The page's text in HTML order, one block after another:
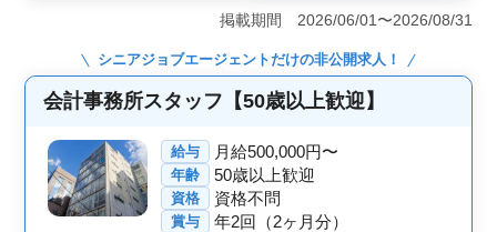
勤負担が小さいです、残業は月10時間程度と少なく、土
日祝休みで年間休日120日とワークライフバランスを重視
した働き方が可能。交通費は上限なしで実費支給し、無
駄な負担がありません。 ＜経験を活かし即戦力とし
て活躍＞ 会計事務所での実務経験を活かせる職場で
す。担当先の巡回監査や税務申告書類作成などを担当し
ていただきます。また、会社設立や事業承継などの分野
でも活躍可能です。 ＜シニアも活躍する安心の環境
＞ シニア世代のベテランスタッフも活躍中です。年齢
関係なくノウハウや実力を評価する、キャリアを積んだ
方が長く安定して働ける職場です。
掲載期間 2026/06/01〜2026/08/31
シニアジョブエージェントだけの非公開求人！
会計事務所スタッフ【50歳以上歓迎】
給与 月給500,000円〜
年齢 50歳以上歓迎
資格 資格不問
賞与 年2回（2ヶ月分）